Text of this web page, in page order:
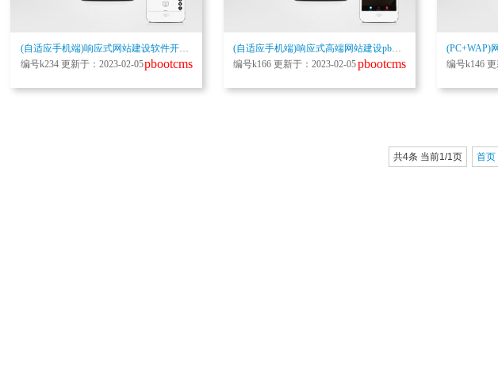
(自适应手机端)响应式网站建设软件开发小程序开发类网站pbootcms模板
编号k234 更新于：2023-02-05pbootcms
(自适应手机端)响应式高端网站建设pbootcms网站模板 互联网营销类建站设计公司网站源码下载
编号k166 更新于：2023-02-05pbootcms
编号k146
共4条 当前1/1页 首页